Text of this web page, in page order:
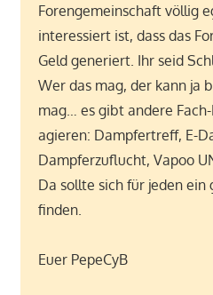
Forengemeinschaft völlig
interessiert ist, dass das
Geld generiert. Ihr seid
Wer das mag, der kann ja
mag… es gibt andere
agieren: Dampfertreff, E-
Dampferzuflucht, Vapoo
Da sollte sich für jeden ein
finden.
Euer PepeCyB